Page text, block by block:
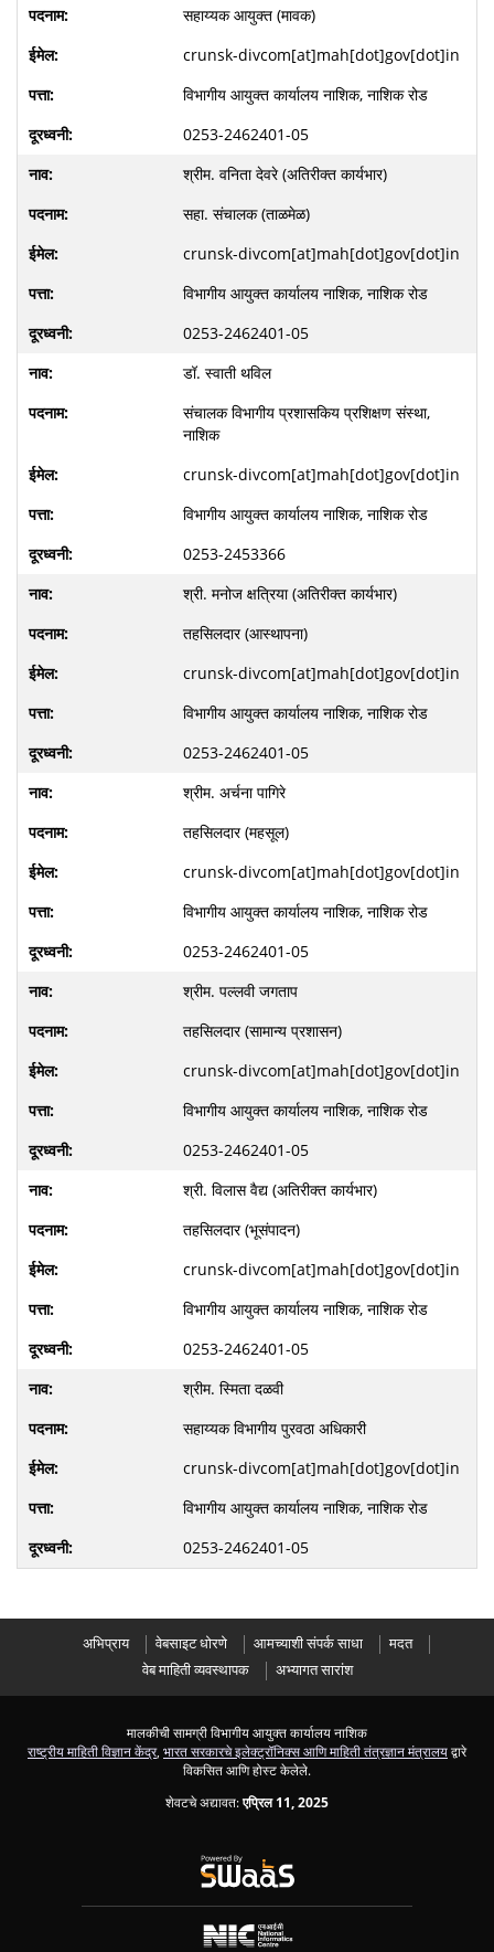
सहाय्यक आयुक्त (मावक)
crunsk-divcom[at]mah[dot]gov[dot]in
विभागीय आयुक्त कार्यालय नाशिक, नाशिक रोड
0253-2462401-05
श्रीम. वनिता देवरे (अतिरीक्त कार्यभार)
सहा. संचालक (ताळमेळ)
crunsk-divcom[at]mah[dot]gov[dot]in
विभागीय आयुक्त कार्यालय नाशिक, नाशिक रोड
0253-2462401-05
डॉ. स्वाती थविल
संचालक विभागीय प्रशासकिय प्रशिक्षण संस्था,
नाशिक
crunsk-divcom[at]mah[dot]gov[dot]in
विभागीय आयुक्त कार्यालय नाशिक, नाशिक रोड
0253-2453366
श्री. मनोज क्षत्रिया (अतिरीक्त कार्यभार)
तहसिलदार (आस्थापना)
crunsk-divcom[at]mah[dot]gov[dot]in
विभागीय आयुक्त कार्यालय नाशिक, नाशिक रोड
0253-2462401-05
श्रीम. अर्चना पागिरे
तहसिलदार (महसूल)
crunsk-divcom[at]mah[dot]gov[dot]in
विभागीय आयुक्त कार्यालय नाशिक, नाशिक रोड
0253-2462401-05
श्रीम. पल्लवी जगताप
तहसिलदार (सामान्य प्रशासन)
crunsk-divcom[at]mah[dot]gov[dot]in
विभागीय आयुक्त कार्यालय नाशिक, नाशिक रोड
0253-2462401-05
श्री. विलास वैद्य (अतिरीक्त कार्यभार)
तहसिलदार (भूसंपादन)
crunsk-divcom[at]mah[dot]gov[dot]in
विभागीय आयुक्त कार्यालय नाशिक, नाशिक रोड
0253-2462401-05
श्रीम. स्मिता दळवी
सहाय्यक विभागीय पुरवठा अधिकारी
crunsk-divcom[at]mah[dot]gov[dot]in
विभागीय आयुक्त कार्यालय नाशिक, नाशिक रोड
0253-2462401-05
अभिप्राय वेबसाइट धोरणे आमच्याशी संपर्क साधा
मदत
वेब माहिती व्यवस्थापक
अभ्यागत सारांश
मालकीची सामग्री विभागीय आयुक्त कार्यालय नाशिक
राष्ट्रीय माहिती विज्ञान केंद्र, भारत सरकारचे इलेक्ट्रॉनिक्स आणि माहिती तंत्रज्ञान मंत्रालयद्वारे
विकसित आणि होस्ट केलेले.
शेवटचे अद्यावत:एप्रिल 11, 2025